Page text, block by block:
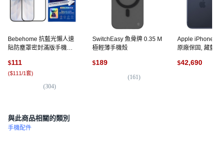
Bebehome 抗藍光懶人速
貼防塵罩密封滿版手機玻
$111
($111/1套)
(304)
SwitchEasy 魚骨牌 0.35 M
極輕薄手機殼
$189
(161)
Apple iPhone
原廠保固, 藏藍
$42,690
與此商品相關的類別
手機配件